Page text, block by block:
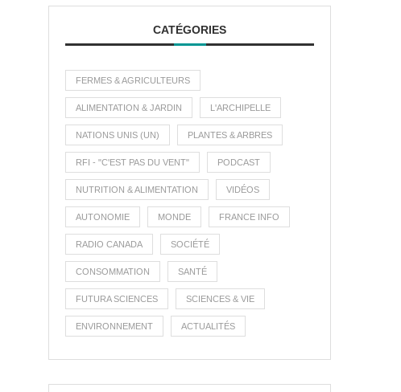
CATÉGORIES
FERMES & AGRICULTEURS
ALIMENTATION & JARDIN L'ARCHIPELLE
NATIONS UNIS (UN) PLANTES & ARBRES
RFI - "C'EST PAS DU VENT" PODCAST
NUTRITION & ALIMENTATION VIDÉOS
AUTONOMIE MONDE FRANCE INFO
RADIO CANADA SOCIÉTÉ
CONSOMMATION SANTÉ
FUTURA SCIENCES SCIENCES & VIE
ENVIRONNEMENT ACTUALITÉS